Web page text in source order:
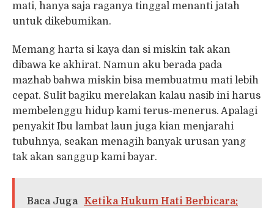
mati, hanya saja raganya tinggal menanti jatah
untuk dikebumikan.
Memang harta si kaya dan si miskin tak akan
dibawa ke akhirat. Namun aku berada pada
mazhab bahwa miskin bisa membuatmu mati lebih
cepat. Sulit bagiku merelakan kalau nasib ini harus
membelenggu hidup kami terus-menerus. Apalagi
penyakit Ibu lambat laun juga kian menjarahi
tubuhnya, seakan menagih banyak urusan yang
tak akan sanggup kami bayar.
Baca Juga
Ketika Hukum Hati Berbicara: